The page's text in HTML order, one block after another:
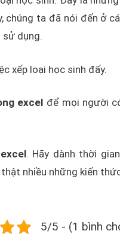
chúng ta đã nói đến ở
dụng.
xếp loại học sinh đấy.
excel để mọi người
. Hãy dành thời
nhiều những kiến
5/5 - (1 bình